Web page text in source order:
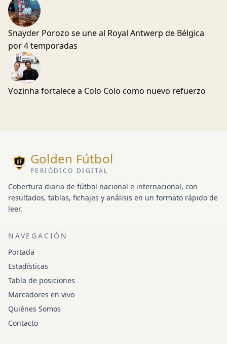
Snayder Porozo se une al Royal Antwerp de Bélgica
por 4 temporadas
Vozinha fortalece a Colo Colo como nuevo refuerzo
Golden Fútbol
PERIÓDICO DIGITAL
Cobertura diaria de fútbol nacional e internacional, con
resultados, tablas, fichajes y análisis en un formato rápido de
leer.
NAVEGACIÓN
Portada
Estadísticas
Tabla de posiciones
Marcadores en vivo
Quiénes Somos
Contacto